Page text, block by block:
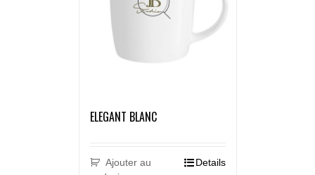
ELEGANT BLANC
Ajouter au
Details